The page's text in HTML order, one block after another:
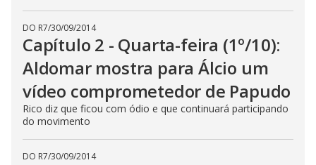
DO R7/30/09/2014
Capítulo 2 - Quarta-feira (1º/10):
Aldomar mostra para Álcio um
vídeo comprometedor de Papudo
Rico diz que ficou com ódio e que continuará participando
do movimento
DO R7/30/09/2014